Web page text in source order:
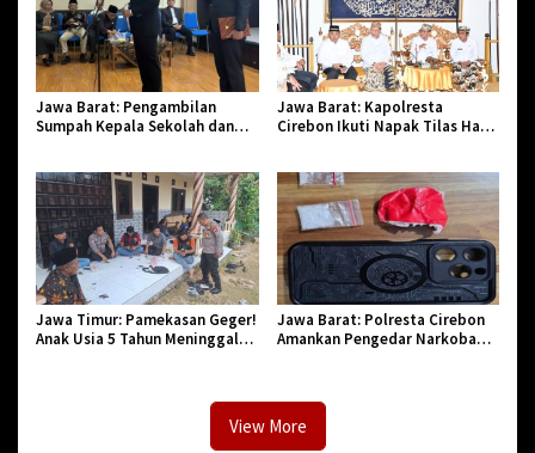
Jawa Barat: Pengambilan
Sumpah Kepala Sekolah dan
Pendidikan dan Birokrasi
Jawa Barat: Kapolresta
Cirebon Ikuti Napak Tilas Hari
Jawa Timur: Pamekasan Geger!
Anak Usia 5 Tahun Meninggal
Jawa Barat: Polresta Cirebon
Amankan Pengedar Narkoba
View More